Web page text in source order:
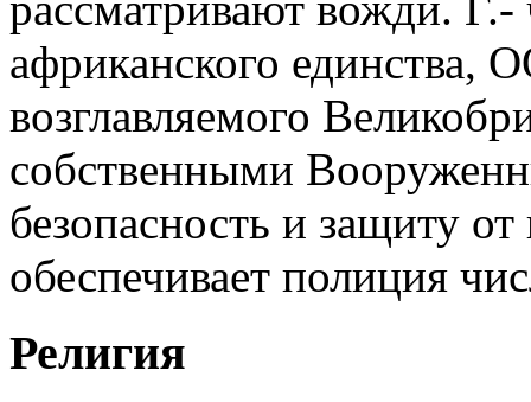
африканского единства,
возглавляемого
собственными
безопасность и защиту
обеспечивает полиция
Религия